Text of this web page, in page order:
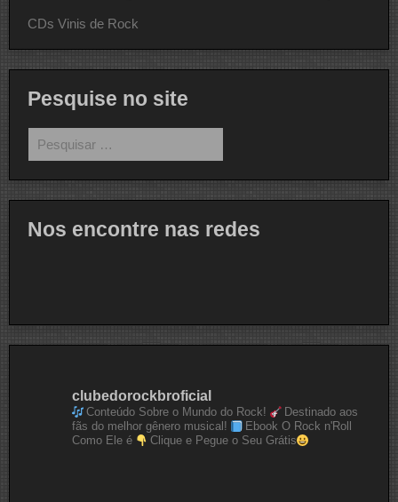
CDs Vinis de Rock
Pesquise no site
por:
Nos encontre nas redes
clubedorockbroficial
Conteúdo Sobre o Mundo do Rock!
Destinado aos
fãs do melhor gênero musical!
Ebook O Rock n'Roll
Como Ele é
Clique e Pegue o Seu Grátis